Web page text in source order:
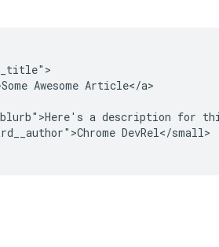
Awesome Article</a>
a description for
DevRel</small>